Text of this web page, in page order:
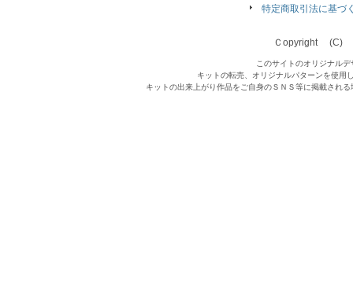
特定商取引法に基づ
Ｃopyright (C)
このサイトのオリジナル
キットの転売、オリジナルパターンを使用
キットの出来上がり作品をご自身のＳＮＳ等に掲載され